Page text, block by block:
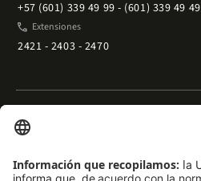
+57 (601) 339 49 99 - (601) 339 49 49
phone Extensiones
2421 - 2403 - 2470
Enlaces rápidos